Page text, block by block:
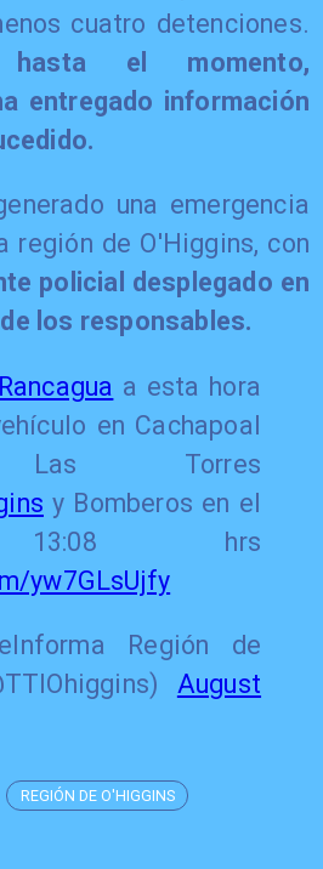
cuatro detenciones.
hasta el momento,
entregado información
una emergencia
región de O'Higgins, con
policial desplegado en
los responsables.
a esta hora
en Cachapoal
Las Torres
y Bomberos en el
hrs
yw7GLsUjfy
Región de
August
REGIÓN DE O'HIGGINS